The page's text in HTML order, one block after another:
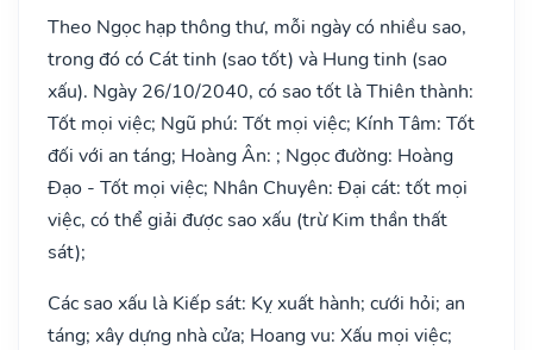
Theo Ngọc hạp thông thư, mỗi ngày có nhiều sao,
trong đó có Cát tinh (sao tốt) và Hung tinh (sao
xấu). Ngày 26/10/2040, có sao tốt là Thiên thành:
Tốt mọi việc; Ngũ phú: Tốt mọi việc; Kính Tâm: Tốt
đối với an táng; Hoàng Ân: ; Ngọc đường: Hoàng
Đạo - Tốt mọi việc; Nhân Chuyên: Đại cát: tốt mọi
việc, có thể giải được sao xấu (trừ Kim thần thất
sát);
Các sao xấu là Kiếp sát: Kỵ xuất hành; cưới hỏi; an
táng; xây dựng nhà cửa; Hoang vu: Xấu mọi việc;